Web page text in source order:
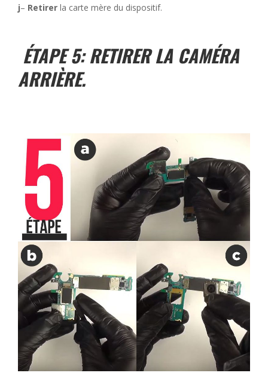
j– Retirer la carte mère du dispositif.
ÉTAPE 5: RETIRER LA CAMÉRA
ARRIÈRE.